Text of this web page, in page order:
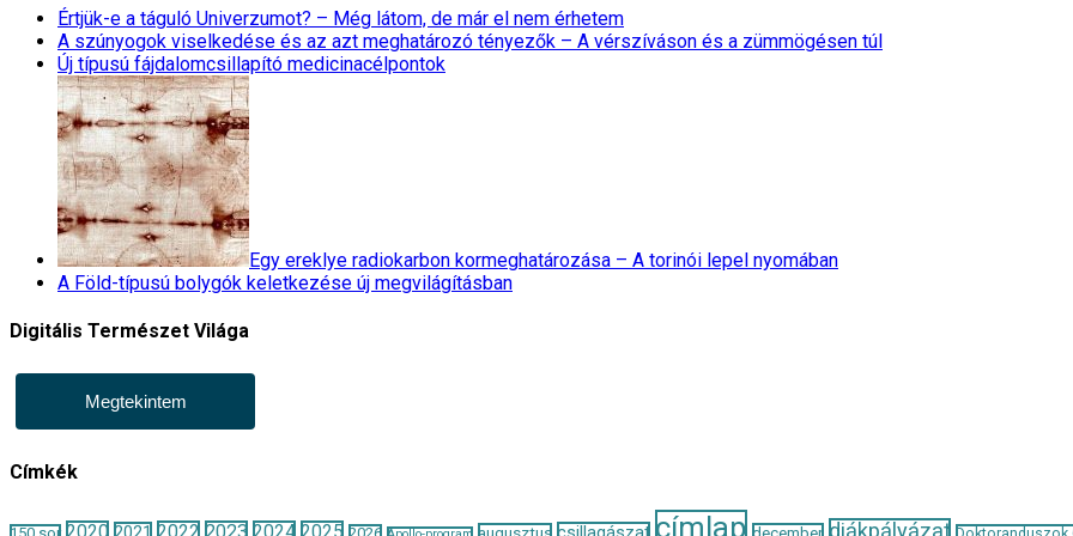
Értjük-e a táguló Univerzumot? – Még látom, de már el nem érhetem
A szúnyogok viselkedése és az azt meghatározó tényezők – A vérszíváson és a zümmögésen túl
Új típusú fájdalomcsillapító medicinacélpontok
Egy ereklye radiokarbon kormeghatározása – A torinói lepel nyomában
A Föld-típusú bolygók keletkezése új megvilágításban
Digitális Természet Világa
Megtekintem
Címkék
augusztus címlap december diákpályázat